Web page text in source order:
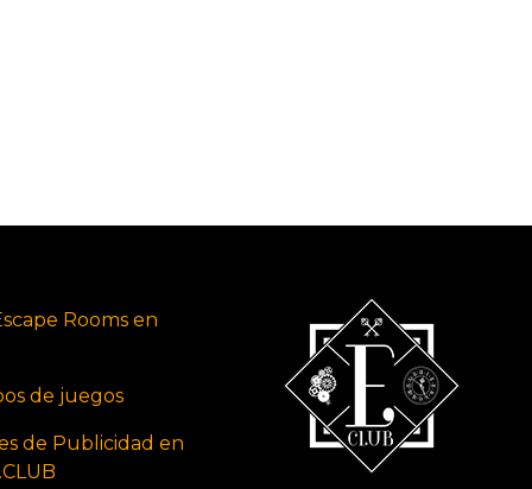
Rooms en
de juegos
de Publicidad en